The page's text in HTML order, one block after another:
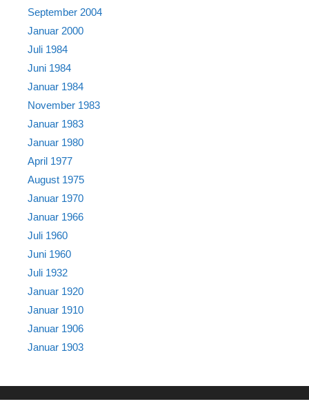
September 2004
Januar 2000
Juli 1984
Juni 1984
Januar 1984
November 1983
Januar 1983
Januar 1980
April 1977
August 1975
Januar 1970
Januar 1966
Juli 1960
Juni 1960
Juli 1932
Januar 1920
Januar 1910
Januar 1906
Januar 1903